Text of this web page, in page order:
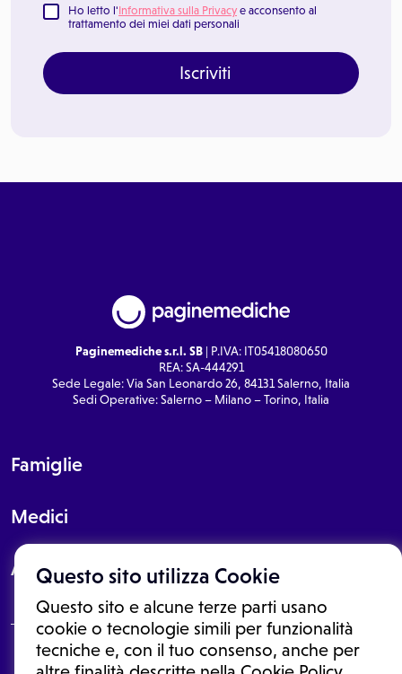
Questo sito utilizza Cookie
Questo sito e alcune terze parti usano
cookie o tecnologie simili per funzionalità
tecniche e, con il tuo consenso, anche per
Ho letto l'Informativa sulla Privacy e acconsento al
trattamento dei miei dati personali
Iscriviti
Paginemediche s.r.l. SB| P.IVA: IT05418080650
REA: SA-444291
Sede Legale: Via San Leonardo 26, 84131 Salerno, Italia
Sedi Operative: Salerno – Milano – Torino, Italia
Famiglie
Medici
About
Le informazioni proposte in questo sito non sono un consulto medico.